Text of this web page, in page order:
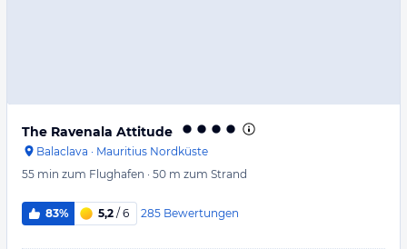
The Ravenala Attitude
Balaclava · Mauritius Nordküste
55 min zum Flughafen · 50 m zum Strand
83% 5,2 / 6 285 Bewertungen